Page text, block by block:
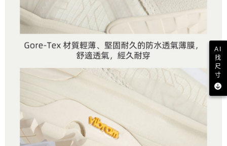
AI
找
尺
寸